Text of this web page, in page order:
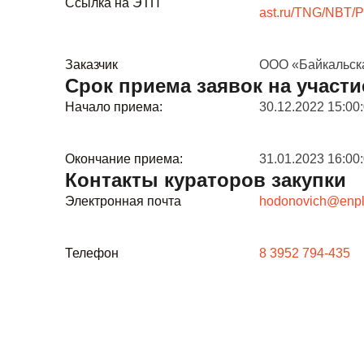
Ссылка на ЭТП
ast.ru/TNG/NBT/
Заказчик ООО
Срок приема заявок на
Начало приема: 30.12.2022
Окончание приема: 31.01.2023
Контакты кураторов закупки
Электронная почта
Телефон 8 3952 794-435